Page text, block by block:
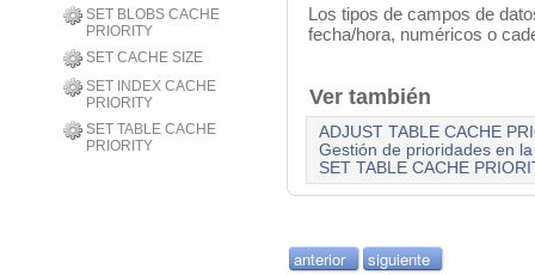
SET BLOBS CACHE
PRIORITY
SET CACHE SIZE
SET INDEX CACHE
PRIORITY
SET TABLE CACHE
PRIORITY
Los tipos de campos de
fecha/hora, numéricos o
Ver también
ADJUST TABLE CACHE
Gestión de prioridades en
SET TABLE CACHE
anterior siguiente